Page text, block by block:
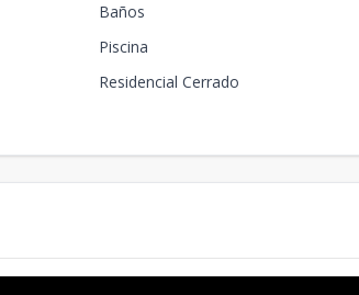
Baños
Piscina
Residencial Cerrado